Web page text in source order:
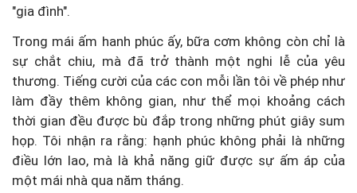
"gia đình".
Trong mái ấm hanh phúc ấy, bữa cơm không còn chỉ là
sự chắt chiu, mà đã trở thành một nghi lễ của yêu
thương. Tiếng cười của các con mỗi lần tôi về phép như
làm đầy thêm không gian, như thể mọi khoảng cách
thời gian đều được bù đắp trong những phút giây sum
họp. Tôi nhận ra rằng: hạnh phúc không phải là những
điều lớn lao, mà là khả năng giữ được sự ấm áp của
một mái nhà qua năm tháng.